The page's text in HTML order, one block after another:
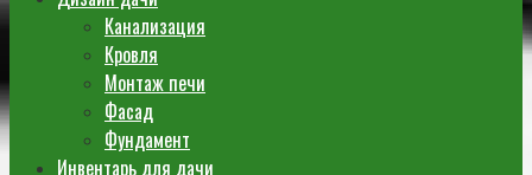
Канализация
Кровля
Монтаж печи
Фасад
Фундамент
Инвентарь для дачи